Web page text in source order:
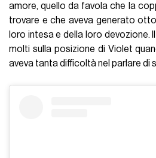
amore, quello da favola che la
trovare e che aveva generato
loro intesa e della loro devozione.
molti sulla posizione di Violet
aveva tanta difficoltà nel parlare di